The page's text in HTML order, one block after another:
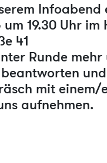
Infoabend
19.30 Uhr im
41
Runde
mit
aufnehmen.